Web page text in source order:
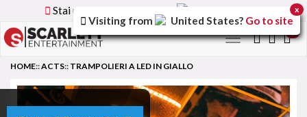
Stai utilizzando la versione
Toggle
HOME::ACTS:: TRAMPOLIERI A LED IN GIALLO
Visiting from United States? Go to site
x